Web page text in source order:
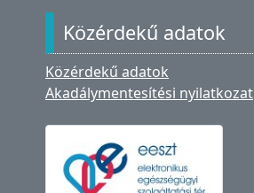
Közérdekű adatok
Közérdekű adatok
Akadálymentesítési nyilatkozat